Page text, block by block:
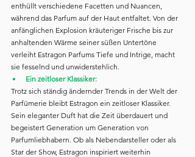
enthüllt verschiedene Facetten und Nuancen,
während das Parfum auf der Haut entfaltet. Von der
anfänglichen Explosion kräuteriger Frische bis zur
anhaltenden Wärme seiner süßen Untertöne
verleiht Estragon Parfums Tiefe und Intrige, macht
sie fesselnd und unwiderstehlich.
Ein zeitloser Klassiker:
Trotz sich ständig ändernder Trends in der Welt der
Parfümerie bleibt Estragon ein zeitloser Klassiker.
Sein eleganter Duft hat die Zeit überdauert und
begeistert Generation um Generation von
Parfumliebhabern. Ob als Nebendarsteller oder als
Star der Show, Estragon inspiriert weiterhin